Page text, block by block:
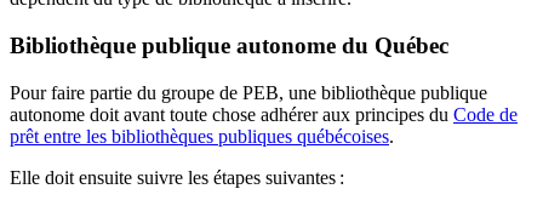
Bibliothèque publique autonome du Québec
Pour faire partie du groupe de PEB, une bibliothèque publique
autonome doit avant toute chose adhérer aux principes du Code de
prêt entre les bibliothèques publiques québécoises.
Elle doit ensuite suivre les étapes suivantes :